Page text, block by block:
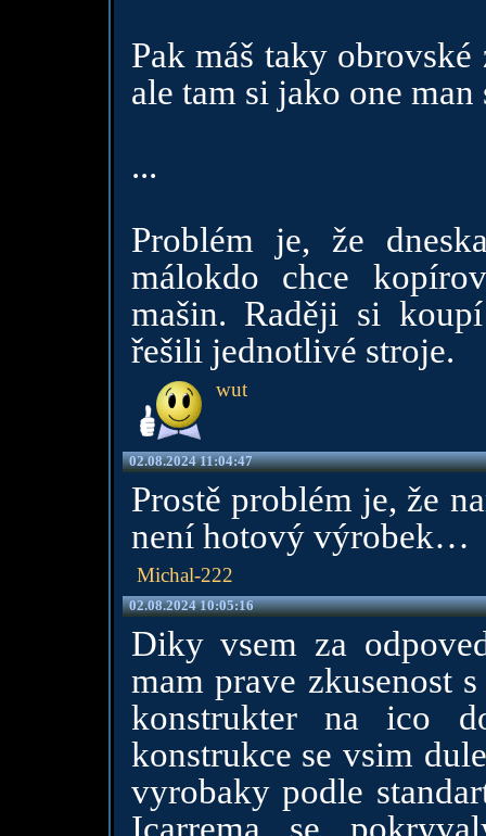
Pak máš taky
ale tam si jako one
...
Problém je, že
málokdo chce
mašin. Raději si
řešili jednotlivé stroje.
wut
02.08.2024 11:04:47
Prostě problém je, že
není hotový výrobek…
Michal-222
02.08.2024 10:05:16
Diky vsem za
mam prave zkusenost
konstrukter na ico
konstrukce se vsim
vyrobaky podle